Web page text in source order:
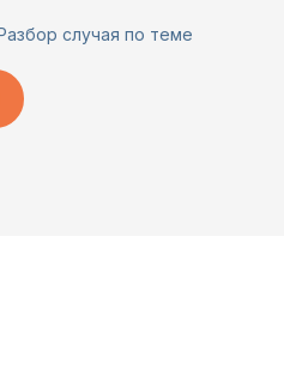
случая по теме